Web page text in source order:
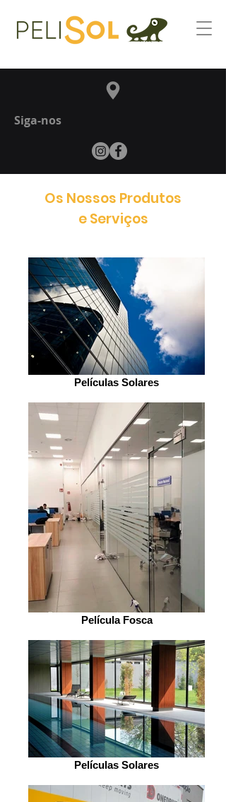
Siga-nos
Os Nossos Produtos
e Serviços
Películas Solares
Película Fosca
Películas Solares